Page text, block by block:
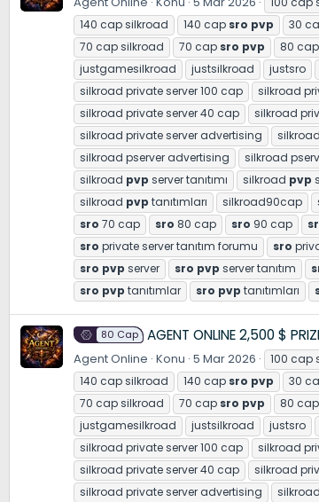
140 cap silkroad
140 cap sro pvp 30
70 cap silkroad
70 cap sro pvp 80
justgamesilkroad
justsilkroad justsro
silkroad private server 100 cap
silkroad
silkroad private server 40 cap
silkroad
silkroad private server advertising
silkroad pserver advertising
silkroad
silkroad pvp server tanıtımı silkroad pvp
silkroad pvp tanıtımları silkroad90cap
sro 70 cap sro 80 cap sro 90 cap
sro private server tanıtım forumu sro
sro pvp server sro pvp server tanıtım
sro pvp tanıtımlar sro pvp tanıtımları
80 Cap AGENT ONLINE 2,500 $
Agent Online Konu 5 Mar 2026 100 cap
140 cap silkroad
140 cap sro pvp 30
70 cap silkroad
70 cap sro pvp 80
justgamesilkroad
justsilkroad justsro
silkroad private server 100 cap
silkroad
silkroad private server 40 cap
silkroad
silkroad private server advertising